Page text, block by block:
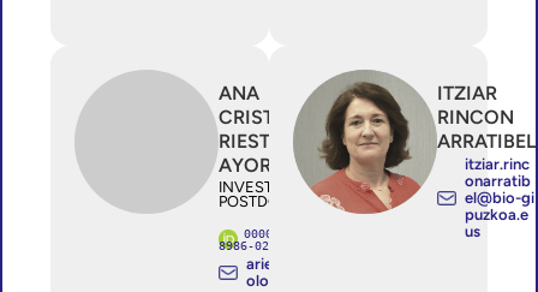
ANA
CRISTINA
RIESTRA
AYORA
INVESTIGADOR/A
POSTDOCTORAL
0000-0002-
8986-0247
ariestra@onk
ologikoa.org
ITZIAR
RINCON
ARRATIBEL
itziar.rinc
onarratib
el@bio-gi
puzkoa.e
us